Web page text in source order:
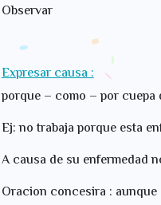
Expresar causa :
porque – como – por cuepa
Ej: no trabaja porque esta
A causa de su enfermedad
Oracion concesira :